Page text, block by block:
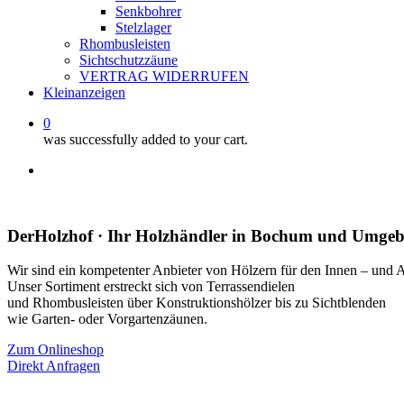
Senkbohrer
Stelzlager
Rhombusleisten
Sichtschutzzäune
VERTRAG WIDERRUFEN
Kleinanzeigen
0
was successfully added to your cart.
DerHolzhof · Ihr Holzhändler in Bochum und
Wir sind ein kompetenter Anbieter von Hölzern für den Innen – und
Unser Sortiment erstreckt sich von Terrassendielen
und Rhombusleisten über Konstruktionshölzer bis zu Sichtblenden
wie Garten- oder Vorgartenzäunen.
Zum Onlineshop
Direkt Anfragen